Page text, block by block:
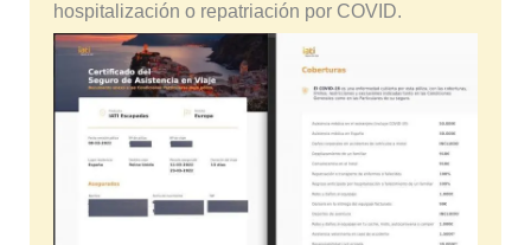
hospitalización o repatriación por COVID.